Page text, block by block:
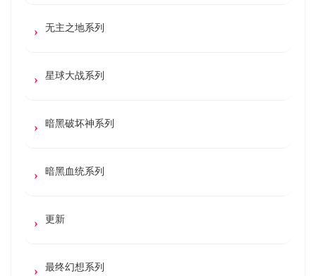
无主之地系列
星球大战系列
暗黑破坏神系列
暗黑血统系列
更新
最终幻想系列